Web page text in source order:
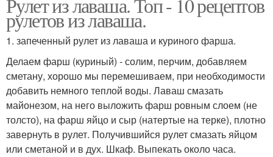
Рулет из лаваша. Топ - 10 рецептов
рулетов из лаваша.
1. запеченный рулет из лаваша и куриного фарша.
Делаем фарш (куриный) - солим, перчим, добавляем
сметану, хорошо мы перемешиваем, при необходимости
добавить немного теплой воды. Лаваш смазать
майонезом, на него выложить фарш ровным слоем (не
толсто), на фарш яйцо и сыр (натертые на терке), плотно
завернуть в рулет. Получившийся рулет смазать яйцом
или сметаной и в дух. Шкаф. Выпекать около часа.